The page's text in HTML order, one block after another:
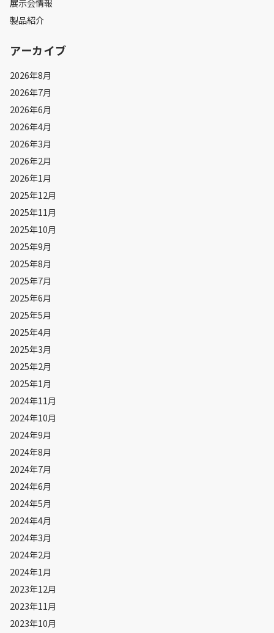
展示会情報
製品紹介
アーカイブ
2026年8月
2026年7月
2026年6月
2026年4月
2026年3月
2026年2月
2026年1月
2025年12月
2025年11月
2025年10月
2025年9月
2025年8月
2025年7月
2025年6月
2025年5月
2025年4月
2025年3月
2025年2月
2025年1月
2024年11月
2024年10月
2024年9月
2024年8月
2024年7月
2024年6月
2024年5月
2024年4月
2024年3月
2024年2月
2024年1月
2023年12月
2023年11月
2023年10月